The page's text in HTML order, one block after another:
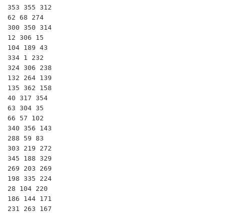
353 355 312
62 68 274
300 350 314
12 306 15
104 189 43
334 1 232
324 306 238
132 264 139
135 362 158
40 317 354
63 304 35
66 57 102
340 356 143
288 59 83
303 219 272
345 188 329
269 203 269
198 335 224
28 104 220
186 144 171
231 263 167